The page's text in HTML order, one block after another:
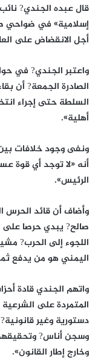
قال عبده الجندي?
إسلامية» في ضواحي
أجل الانقضاض على
واعتبر الجندي? في
الصادرة الجمعة? أن
السلطة حتى إجراء
أهلية».
ونفى وجود خلافات
أنه «لا توجد أي قوة
الرئيس».
وأضاف أن قائد الحرس
صالح? يبدي حرصا على
اللجوء إلى الحرب?
اليمني هو من يدفع
واتهم الجندي قادة
المتمردة على
دستورية وغير
وسجن أناس?
وخارج إطار القانون».